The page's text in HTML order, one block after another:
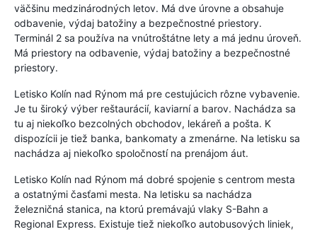
väčšinu medzinárodných letov. Má dve úrovne a obsahuje
odbavenie, výdaj batožiny a bezpečnostné priestory.
Terminál 2 sa používa na vnútroštátne lety a má jednu úroveň.
Má priestory na odbavenie, výdaj batožiny a bezpečnostné
priestory.
Letisko Kolín nad Rýnom má pre cestujúcich rôzne vybavenie.
Je tu široký výber reštaurácií, kaviarní a barov. Nachádza sa
tu aj niekoľko bezcolných obchodov, lekáreň a pošta. K
dispozícii je tiež banka, bankomaty a zmenárne. Na letisku sa
nachádza aj niekoľko spoločností na prenájom áut.
Letisko Kolín nad Rýnom má dobré spojenie s centrom mesta
a ostatnými časťami mesta. Na letisku sa nachádza
železničná stanica, na ktorú premávajú vlaky S-Bahn a
Regional Express. Existuje tiež niekoľko autobusových liniek,